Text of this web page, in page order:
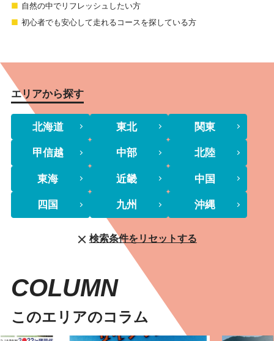
自然の中でリフレッシュしたい方
初心者でも安心して走れるコースを探している方
エリアから探す
北海道 東北 関東
甲信越 中部 北陸
東海 近畿 中国
四国 九州 沖縄
検索条件をリセットする
COLUMN
このエリアのコラム